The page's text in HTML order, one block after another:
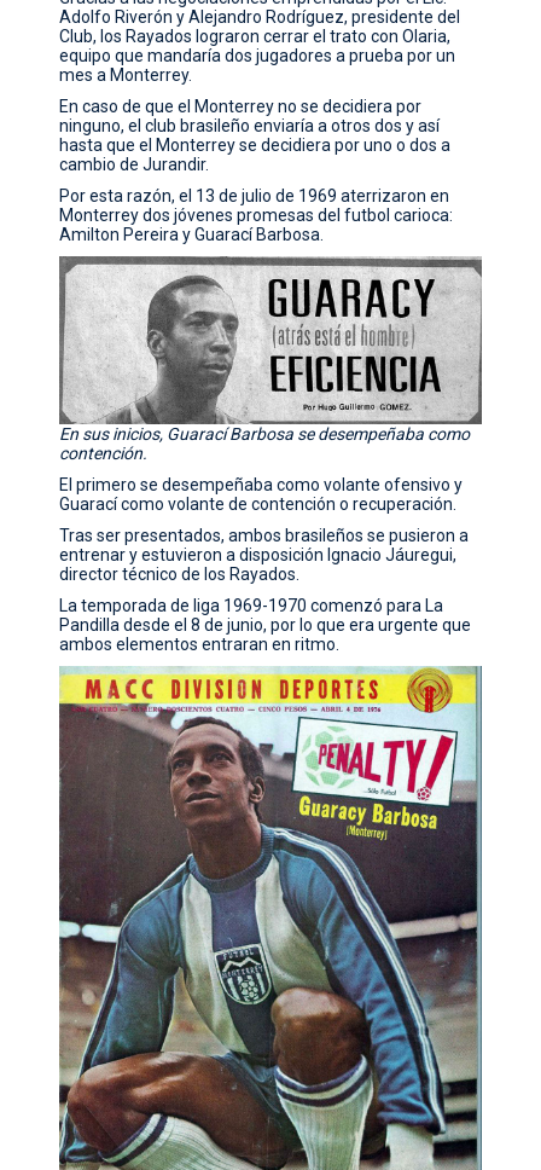
Adolfo Riverón y Alejandro Rodríguez, presidente del
Club, los Rayados lograron cerrar el trato con Olaria,
equipo que mandaría dos jugadores a prueba por un
mes a Monterrey.
En caso de que el Monterrey no se decidiera por
ninguno, el club brasileño enviaría a otros dos y así
hasta que el Monterrey se decidiera por uno o dos a
cambio de Jurandir.
Por esta razón, el 13 de julio de 1969 aterrizaron en
Monterrey dos jóvenes promesas del futbol carioca:
Amilton Pereira y Guarací Barbosa.
En sus inicios, Guarací Barbosa se desempeñaba como
contención.
El primero se desempeñaba como volante ofensivo y
Guarací como volante de contención o recuperación.
Tras ser presentados, ambos brasileños se pusieron a
entrenar y estuvieron a disposición Ignacio Jáuregui,
director técnico de los Rayados.
La temporada de liga 1969-1970 comenzó para La
Pandilla desde el 8 de junio, por lo que era urgente que
ambos elementos entraran en ritmo.